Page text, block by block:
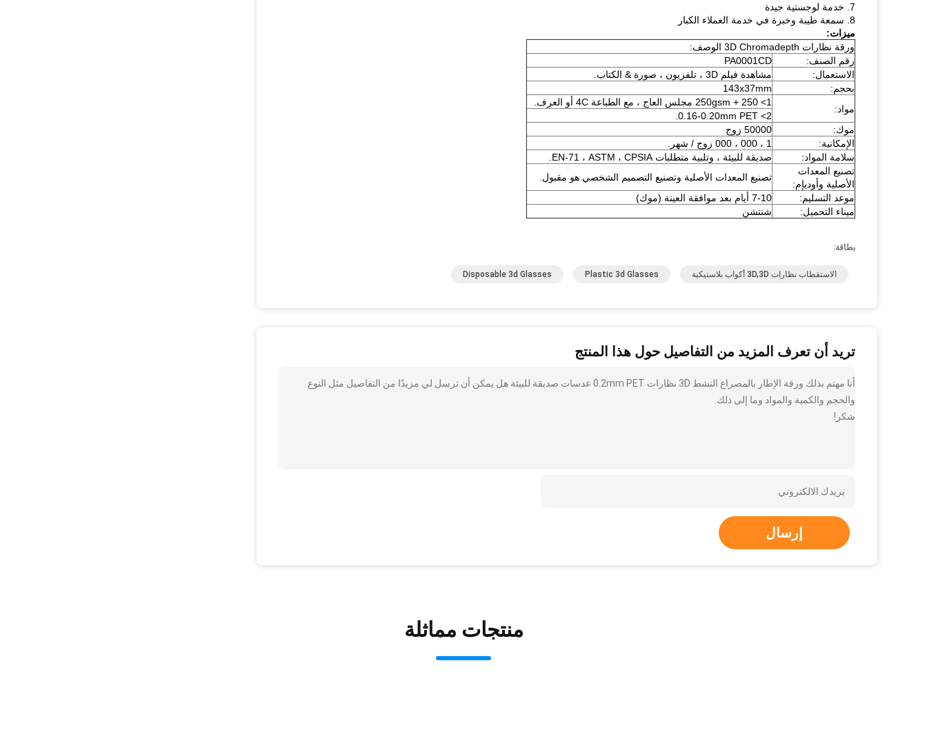
7. خدمة لوجستية جيدة
8. سمعة طيبة وخبرة في خدمة العملاء الكبار
ميزات:
ورقة نظارات 3D Chromadepth الوصف:
رقم الصنف:
PA0001CD
الاستعمال:
مشاهدة فيلم 3D ، تلفزيون ، صورة & الكتاب.
بحجم:
143x37mm
مواد:
1> 250 + 250gsm مجلس العاج ، مع الطباعة 4C أو العرف.
2> 0.16-0.20mm PET.
موك:
50000 زوج
الإمكانية:
1 ، 000 ، 000 زوج / شهر.
سلامة المواد:
صديقة للبيئة ، وتلبية متطلبات EN-71 ، ASTM ، CPSIA.
تصنيع المعدات
الأصلية وأوديإم:
تصنيع المعدات الأصلية وتصنيع التصميم الشخصي هو مقبول.
موعد التسليم:
7-10 أيام بعد موافقة العينة (موك)
ميناء التحميل:
شنتشن
بطاقة:
الاستقطاب نظارات 3D,3D أكواب بلاستيكية Plastic 3d Glasses
Disposable 3d Glasses
تريد أن تعرف المزيد من التفاصيل حول هذا المنتج
أنا مهتم بذلك ورقة الإطار بالمصراع النشط 3D نظارات 0.2mm PET عدسات صديقة للبيئة هل يمكن أن ترسل لي مزيدًا من التفاصيل مثل النوع
والحجم والكمية والمواد وما إلى ذلك.
شكر!
إرسال
منتجات مماثلة